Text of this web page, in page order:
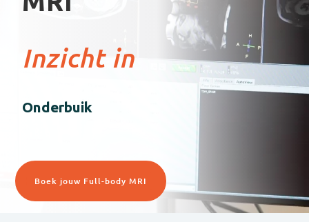
Inzicht in
Onderbuik
Boek jouw Full-body MRI